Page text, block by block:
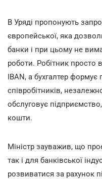
В Уряді пропонують
європейської, яка
банки і при цьому не
роботи. Робітник просто
IBAN, а бухгалтер формує
співробітників,
обслуговує
кошти.
Міністр зауважив, що
так і для банківської
розвиватися за рахунок